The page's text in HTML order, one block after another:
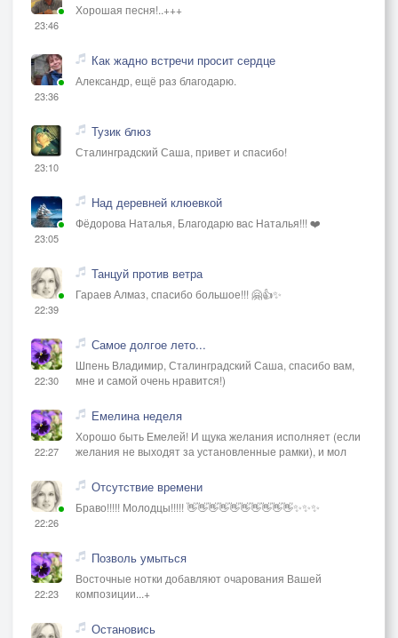
23:46
Хорошая песня!..+++
23:36
Как жадно встречи просит сердце
Александр, ещё раз благодарю.
23:10
Тузик блюз
Сталинградский Саша, привет и спасибо!
23:05
Над деревней клюевкой
Фёдорова Наталья, Благодарю вас Наталья!!! ❤️
22:39
Танцуй против ветра
Гараев Алмаз, спасибо большое!!! 🤗👍✨
22:30
Самое долгое лето...
Шпень Владимир, Сталинградский Саша, спасибо вам,
мне и самой очень нравится!)
22:27
Емелина неделя
Хорошо быть Емелей! И щука желания исполняет (если
желания не выходят за установленные рамки), и мол
22:26
Отсутствие времени
Браво!!!!! Молодцы!!!!! 👋👋👋👋👋👋👋👋👋👋✨✨✨
22:23
Позволь умыться
Восточные нотки добавляют очарования Вашей
композиции...+
Остановись